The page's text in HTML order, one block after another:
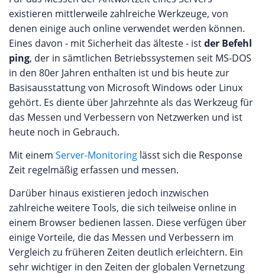
existieren mittlerweile zahlreiche Werkzeuge, von
denen einige auch online verwendet werden können.
Eines davon - mit Sicherheit das älteste - istder Befehl
ping, der in sämtlichen Betriebssystemen seit MS-DOS
in den 80er Jahren enthalten ist und bis heute zur
Basisausstattung von Microsoft Windows oder Linux
gehört. Es diente über Jahrzehnte als das Werkzeug für
das Messen und Verbessern von Netzwerken und ist
heute noch in Gebrauch.
Mit einem Server-Monitoring lässt sich die Response
Zeit regelmäßig erfassen und messen.
Darüber hinaus existieren jedoch inzwischen
zahlreiche weitere Tools, die sich teilweise online in
einem Browser bedienen lassen. Diese verfügen über
einige Vorteile, die das Messen und Verbessern im
Vergleich zu früheren Zeiten deutlich erleichtern. Ein
sehr wichtiger in den Zeiten der globalen Vernetzung